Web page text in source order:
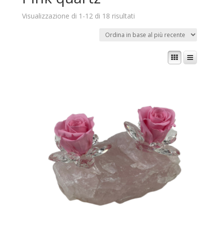
Visualizzazione di 1-12 di 18 risultati